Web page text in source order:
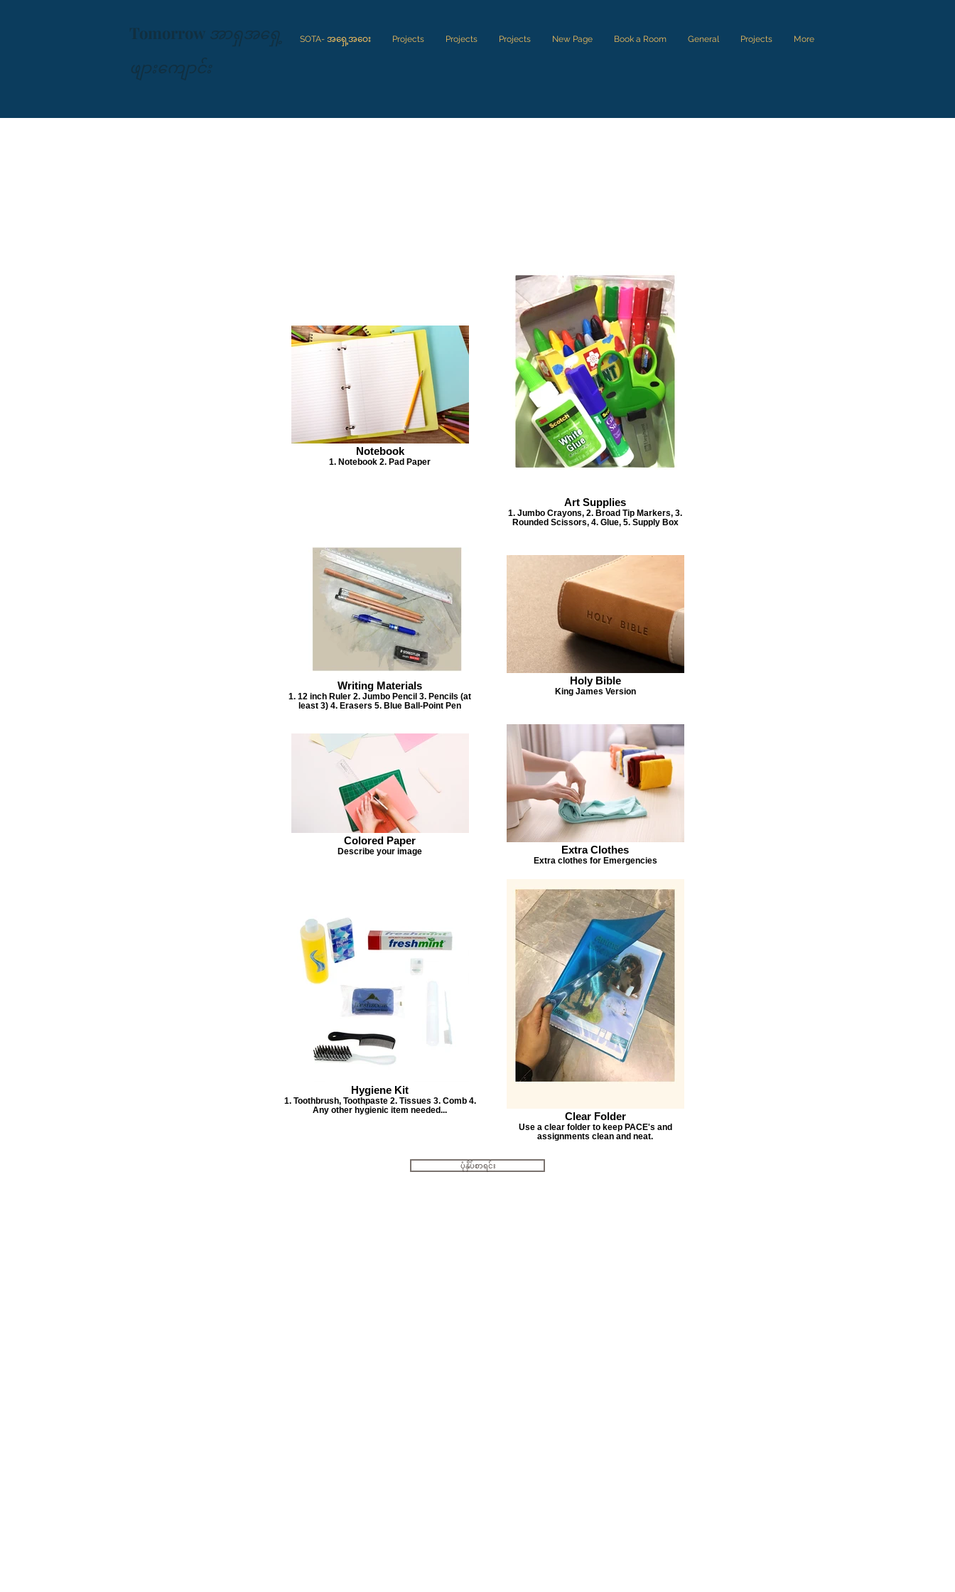
Tomorrow အာရှအရှေ့
ဖျားကျောင်း
SOTA- အရှေ့အဝေး Projects Projects Projects New Page Book a Room General Projects More
Notebook
1. Notebook 2. Pad Paper
Art Supplies
1. Jumbo Crayons, 2. Broad Tip Markers, 3.
Rounded Scissors, 4. Glue, 5. Supply Box
Writing Materials
1. 12 inch Ruler 2. Jumbo Pencil 3. Pencils (at
least 3) 4. Erasers 5. Blue Ball-Point Pen
Holy Bible
King James Version
Colored Paper
Describe your image Extra Clothes
Extra clothes for Emergencies
Hygiene Kit
1. Toothbrush, Toothpaste 2. Tissues 3. Comb 4.
Any other hygienic item needed...
Clear Folder
Use a clear folder to keep PACE's and
assignments clean and neat.
ပုံနှိပ်စာရင်း